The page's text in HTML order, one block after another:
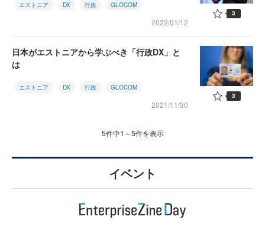
エストニア DX 行政 GLOCOM
2022/01/12
3
日本がエストニアから学ぶべき「行政DX」と
は
エストニア DX 行政 GLOCOM
2021/11/30
3
5件中1～5件を表示
イベント